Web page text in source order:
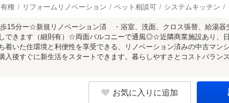
権 リフォームリノベーション ペット相談可 システムキッチン
15分ー☆新規リノベーション済 ・浴室、洗面、クロス張替、給湯
できます（細則有）☆両面バルコニーで通風◎☆近隣商業施設あり、
着いた住環境と利便性を享受できる、リノベーション済みの中古マン
入後すぐに新生活をスタートできます。暮らしやすさとコストバラン
お気に入りに追加